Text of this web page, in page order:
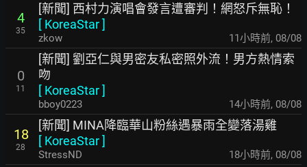
4
35
[新聞] 西村力演唱會發言遭審判！網怒斥無恥！
[ KoreaStar]
zkow 11小時前, 08/08
0
11
[新聞] 劉亞仁與男密友私密照外流！男方熱情索
吻
[ KoreaStar]
bboy0223 14小時前, 08/08
18
28
[新聞] MINA降臨華山粉絲遇暴雨全變落湯雞
[ KoreaStar]
StressND 18小時前, 08/08